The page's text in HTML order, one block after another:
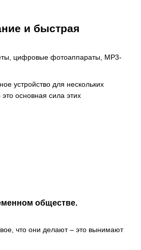
и быстрая
цифровые фотоаппараты, MP3-
устройство для нескольких
основная сила этих
обществе.
что они делают – это вынимают